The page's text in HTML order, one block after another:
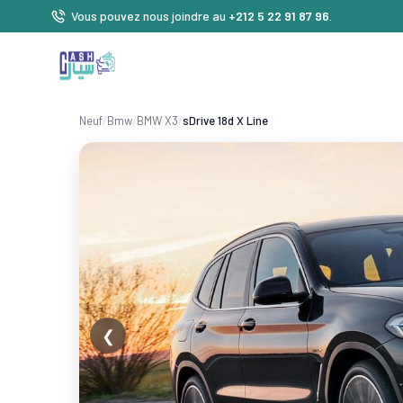
Vous pouvez nous joindre au +212 5 22 91 87 96
Neuf/Bmw/BMW X3/sDrive 18d X Line
❮